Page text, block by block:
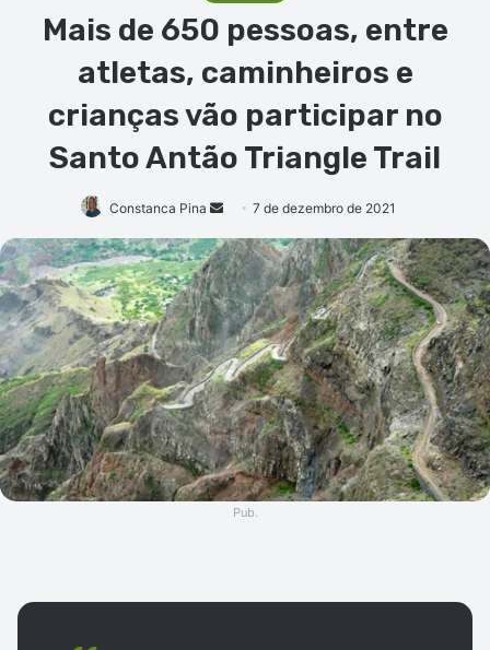
Mais de 650 pessoas, entre
atletas, caminheiros e
crianças vão participar no
Santo Antão Triangle Trail
Constanca Pina
Mande
e-
mail
7 de dezembro de 2021
Pub.